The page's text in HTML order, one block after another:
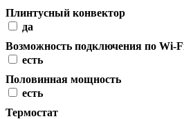
Плинтусный конвектор
да
Возможность подключения по Wi-
есть
Половинная мощность
есть
Термостат